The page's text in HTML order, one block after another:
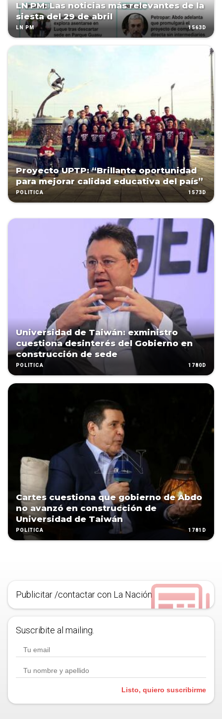
LN PM: Las noticias más relevantes de la
siesta del 29 de abril
LN PM 1563D
Proyecto UPTP: “Brillante oportunidad
para mejorar calidad educativa del país”
POLÍTICA 1573D
Universidad de Taiwán: exministro
cuestiona desinterés del Gobierno en
construcción de sede
POLÍTICA 1780D
Cartes cuestiona que gobierno de Abdo
no avanzó en construcción de
Universidad de Taiwán
POLÍTICA 1781D
Publicitar /contactar con La Nación
Suscribite al mailing.
Listo, quiero suscribirme